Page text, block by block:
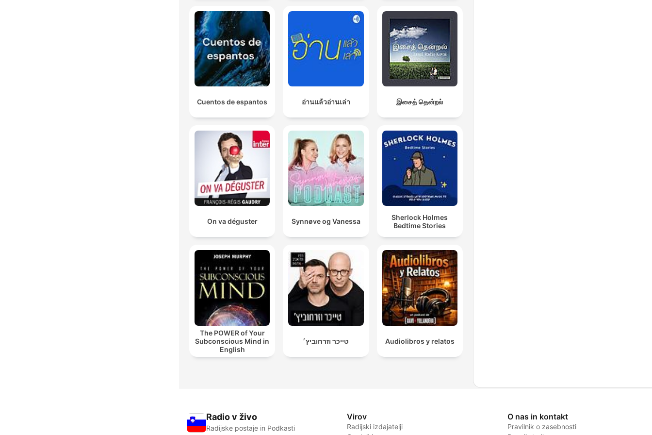
Cuentos de espantos อ่านแล้วอ่านเล่า இசைத் தென்றல்
On va déguster Synnøve og Vanessa
Sherlock Holmes
Bedtime Stories
The POWER of Your
Subconscious Mind in
English
טייכר וזרחוביץ׳ Audiolibros y relatos
Radio v živo
Radijske postaje in Podkasti
Virov
Radijski izdajatelji
O nas in kontakt
Pravilnik o zasebnosti